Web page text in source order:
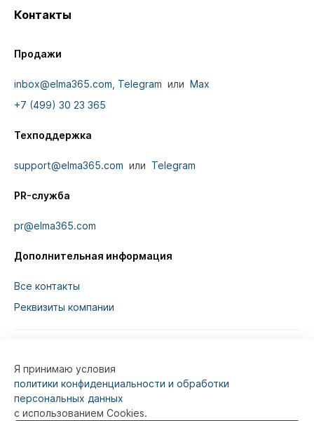
Контакты
Продажи
inbox@elma365.com Telegram или Max
+7 (499) 30 23 365
Техподдержка
support@elma365.com или Telegram
PR-служба
pr@elma365.com
Дополнительная информация
Все контакты
Реквизиты компании
Информация на сайте предназначена для
юридических лиц и не является информацией,
предназначенной для публичного ознакомления
потребителей.
Я принимаю условия
политики конфиденциальности и обработки
персональных данных
с использованием Cookies.